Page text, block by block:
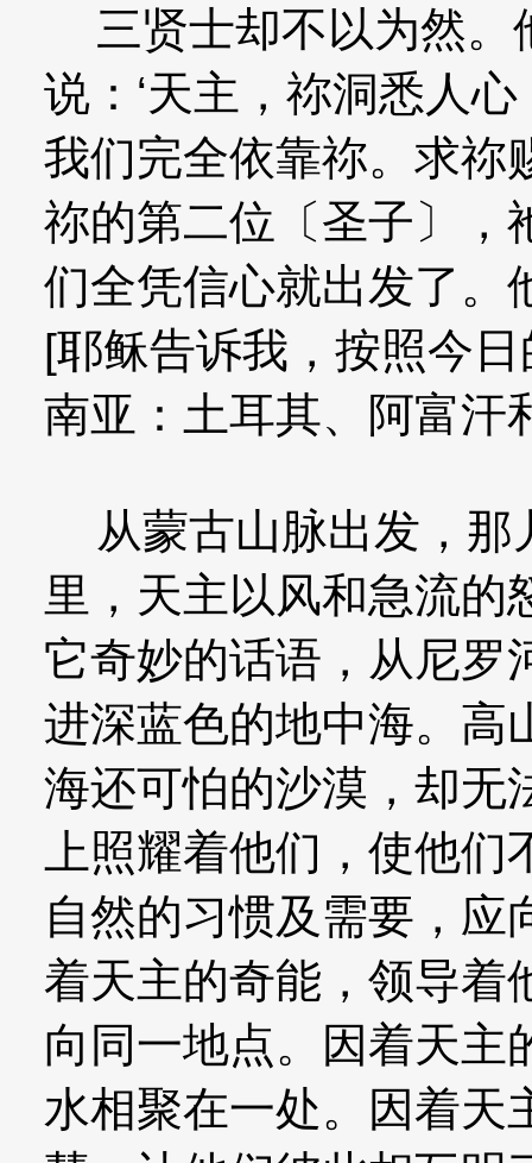
三贤士却不以为然。
说：‘天主，祢洞悉人
我们完全依靠祢。求祢
祢的第二位〔圣子〕，
们全凭信心就出发了。
[耶稣告诉我，按照今
南亚：土耳其、阿富汗
从蒙古山脉出发，那
里，天主以风和急流的
它奇妙的话语，从尼罗
进深蓝色的地中海。高
海还可怕的沙漠，却无
上照耀着他们，使他
自然的习惯及需要，应
着天主的奇能，领导着
向同一地点。因着天主
水相聚在一处。因着天